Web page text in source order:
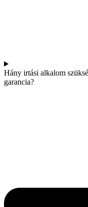
Hány irtási alkalom
garancia?